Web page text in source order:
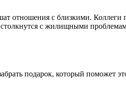
отношения с близкими. Коллеги
столкнутся с жилищными
подарок, который поможет